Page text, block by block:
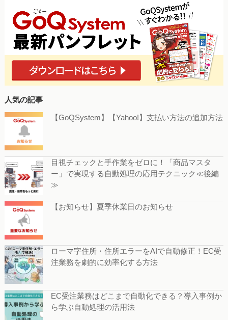
人気の記事
【GoQSystem】【Yahoo!】支払い方法の追加方法
目視チェックと手作業をゼロに！「商品マスタ
ー」で実現する自動処理の応用テクニック≪後編
≫
【お知らせ】夏季休業日のお知らせ
ローマ字住所・住所エラーをAIで自動修正！EC受
注業務を劇的に効率化する方法
EC受注業務はどこまで自動化できる？導入事例か
ら学ぶ自動処理の活用法